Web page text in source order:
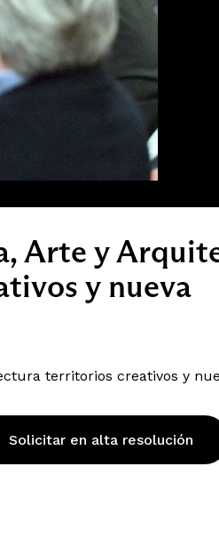
Arte y
y nueva
territorios creativos y
Solicitar en alta resolución